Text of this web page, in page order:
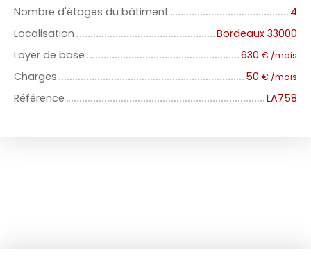
Nombre d'étages du bâtiment
4
Localisation
Bordeaux 33000
Loyer de base
630 € /mois
Charges 50 € /mois
Référence LA758